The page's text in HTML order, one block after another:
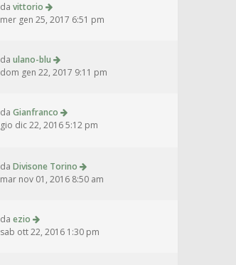
da vittorio
mer gen 25, 2017 6:51 pm
da ulano-blu
dom gen 22, 2017 9:11 pm
da Gianfranco
gio dic 22, 2016 5:12 pm
da Divisone Torino
mar nov 01, 2016 8:50 am
da ezio
sab ott 22, 2016 1:30 pm